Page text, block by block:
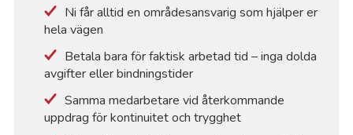
Ni får alltid en områdesansvarig som hjälper er
hela vägen
Betala bara för faktisk arbetad tid – inga dolda
avgifter eller bindningstider
Samma medarbetare vid återkommande
uppdrag för kontinuitet och trygghet